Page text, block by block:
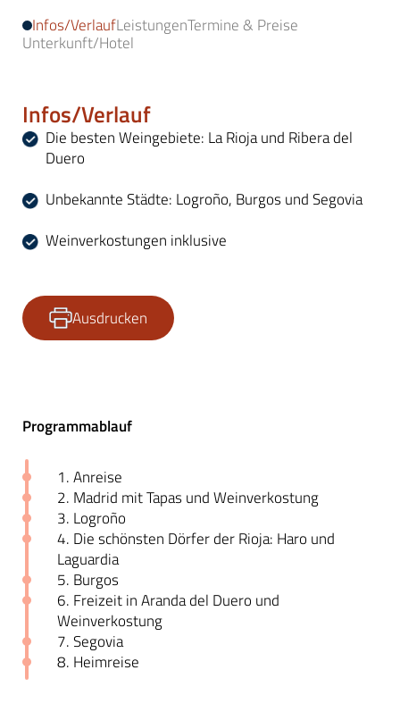
Infos/VerlaufLeistungenTermine & Preise
Unterkunft/Hotel
Infos/Verlauf
Die besten Weingebiete: La Rioja und Ribera del
Duero
Unbekannte Städte: Logroño, Burgos und Segovia
Weinverkostungen inklusive
Ausdrucken
Programmablauf
1. Anreise
2. Madrid mit Tapas und Weinverkostung
3. Logroño
4. Die schönsten Dörfer der Rioja: Haro und
Laguardia
5. Burgos
6. Freizeit in Aranda del Duero und
Weinverkostung
7. Segovia
8. Heimreise